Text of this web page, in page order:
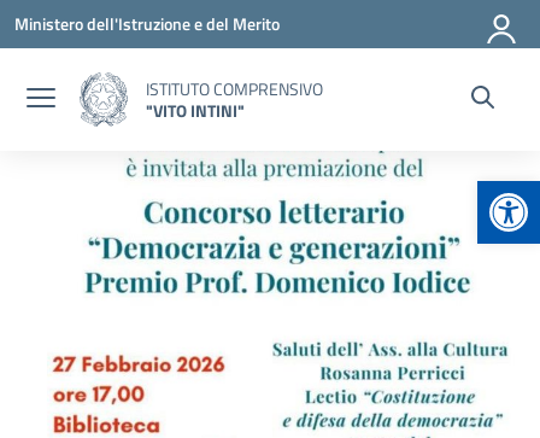
Vai ai contenuti
Vai al menu di navigazione
Vai al footer
Ministero dell'Istruzione e del Merito
ISTITUTO COMPRENSIVO
"VITO INTINI"